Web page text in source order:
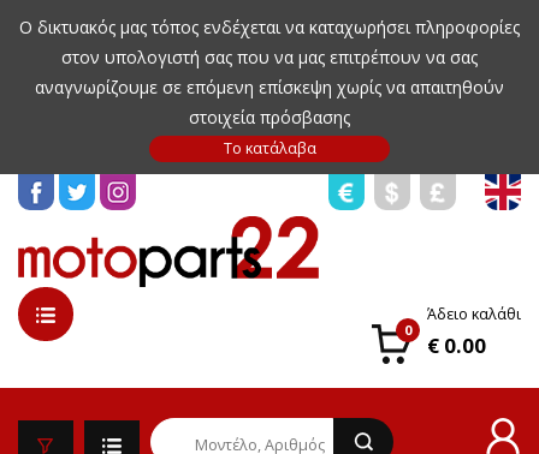
Ο δικτυακός μας τόπος ενδέχεται να καταχωρήσει πληροφορίες
στον υπολογιστή σας που να μας επιτρέπουν να σας
αναγνωρίζουμε σε επόμενη επίσκεψη χωρίς να απαιτηθούν
στοιχεία πρόσβασης
0
Άδειο καλάθι
€ 0.00